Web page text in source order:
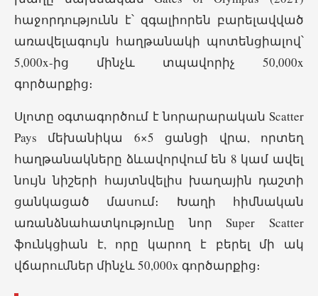
հաջորդությունն է՝ զգալիորեն բարելավված
առավելագույն հաղթանակի պոտենցիալով՝
5,000x-ից մինչև տպավորիչ 50,000x
գործարքից։
Սլոտը օգտագործում է նորարարական Scatter
Pays մեխանիկա 6×5 ցանցի վրա, որտեղ
հաղթանակները ձևավորվում են 8 կամ ավել
նույն նիշերի հայտնվելիս խաղային դաշտի
ցանկացած մասում։ Խաղի հիմնական
առանձնահատկությունը նոր Super Scatter
ֆունկցիան է, որը կարող է բերել մի ակ
վճարումներ մինչև 50,000x գործարքից։